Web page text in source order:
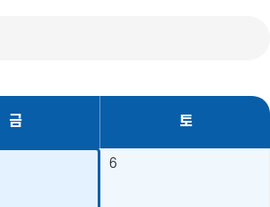
금 토
6